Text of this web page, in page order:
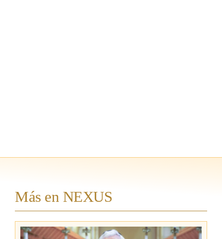
Más en NEXUS